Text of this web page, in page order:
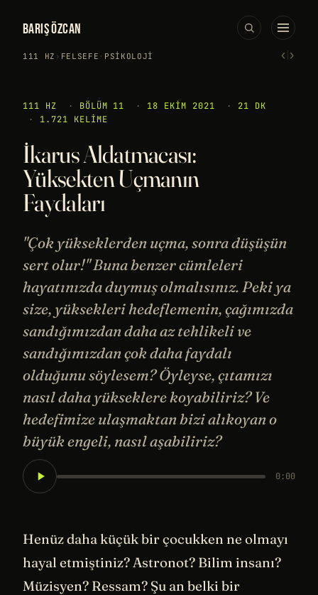
BARIŞ ÖZCAN
111 HZ › FELSEFE · PSIKOLOJI ‹›
111 HZ · BÖLÜM 11 · 18 EKIM 2021 ·
21 DK
·
1.721 KELIME
İkarus Aldatmacası:
Yüksekten Uçmanın
Faydaları
"Çok yükseklerden uçma, sonra düşüşün
sert olur!" Buna benzer cümleleri
hayatınızda duymuş olmalısınız. Peki ya
size, yüksekleri hedeflemenin, çağımızda
sandığımızdan daha az tehlikeli ve
sandığımızdan çok daha faydalı
olduğunu söylesem? Öyleyse, çıtamızı
nasıl daha yükseklere koyabiliriz? Ve
hedefimize ulaşmaktan bizi alıkoyan o
büyük engeli, nasıl aşabiliriz?
0:00
Henüz daha küçük bir çocukken ne olmayı
hayal etmiştiniz? Astronot? Bilim insanı?
Müzisyen? Ressam? Şu an belki bir